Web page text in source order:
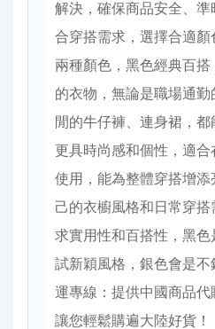
解決，確保商品安全、
合穿搭需求，選擇合適
兩種顏色，黑色經典百
的衣物，無論是職場通
閒的牛仔褲、連身裙，都
更具時尚感和個性，適
使用，能為整體穿搭增添
己的衣櫥風格和日常穿
求實用性和百搭性，黑
試新穎風格，銀色會是
運專線：提供中國商品代
讓您輕鬆購遍大陸好貨！